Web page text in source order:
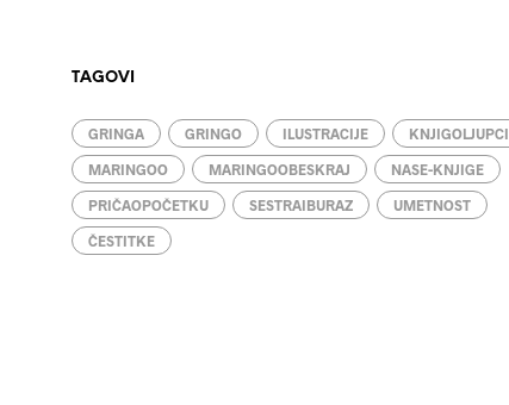
TAGOVI
GRINGA GRINGO ILUSTRACIJE KNJIGOLJUPCI
MARINGOO MARINGOOBESKRAJ NASE-KNJIGE
PRIČAOPOČETKU SESTRAIBURAZ UMETNOST
ČESTITKE